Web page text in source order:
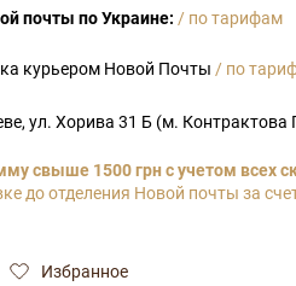
почты по Украине: / по тарифам
курьером Новой Почты / по
ул. Хорива 31 Б (м.
свыше 1500 грн с учетом всех
до отделения Новой почты за
Избранное